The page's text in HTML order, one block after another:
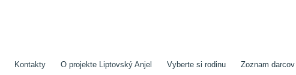
Kontakty O projekte Liptovský Anjel Vyberte si rodinu Zoznam darcov